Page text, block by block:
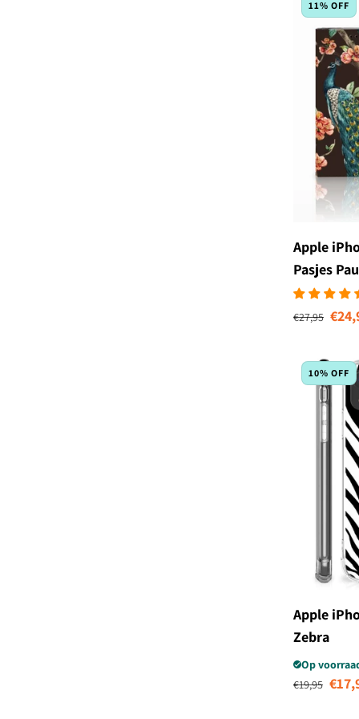
11% OFF
Apple
Pasjes
Normale prijs
€27,95
10% OFF
Apple
Zebra
Op
Normale prijs
€19,95